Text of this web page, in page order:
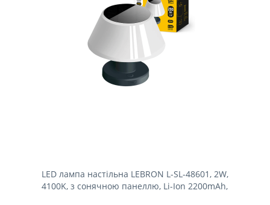
LED лампа настільна LEBRON L-SL-48601, 2W,
4100K, з сонячною панеллю, Li-Ion 2200mAh,